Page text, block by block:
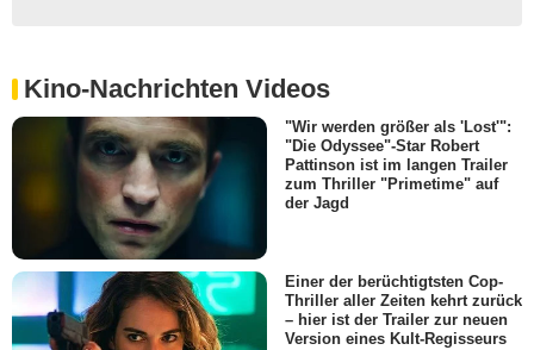
Kino-Nachrichten Videos
"Wir werden größer als 'Lost'":
"Die Odyssee"-Star Robert
Pattinson ist im langen Trailer
zum Thriller "Primetime" auf
der Jagd
Einer der berüchtigtsten Cop-
Thriller aller Zeiten kehrt zurück
– hier ist der Trailer zur neuen
Version eines Kult-Regisseurs